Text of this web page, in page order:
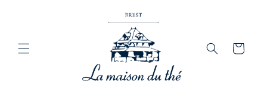
Panier